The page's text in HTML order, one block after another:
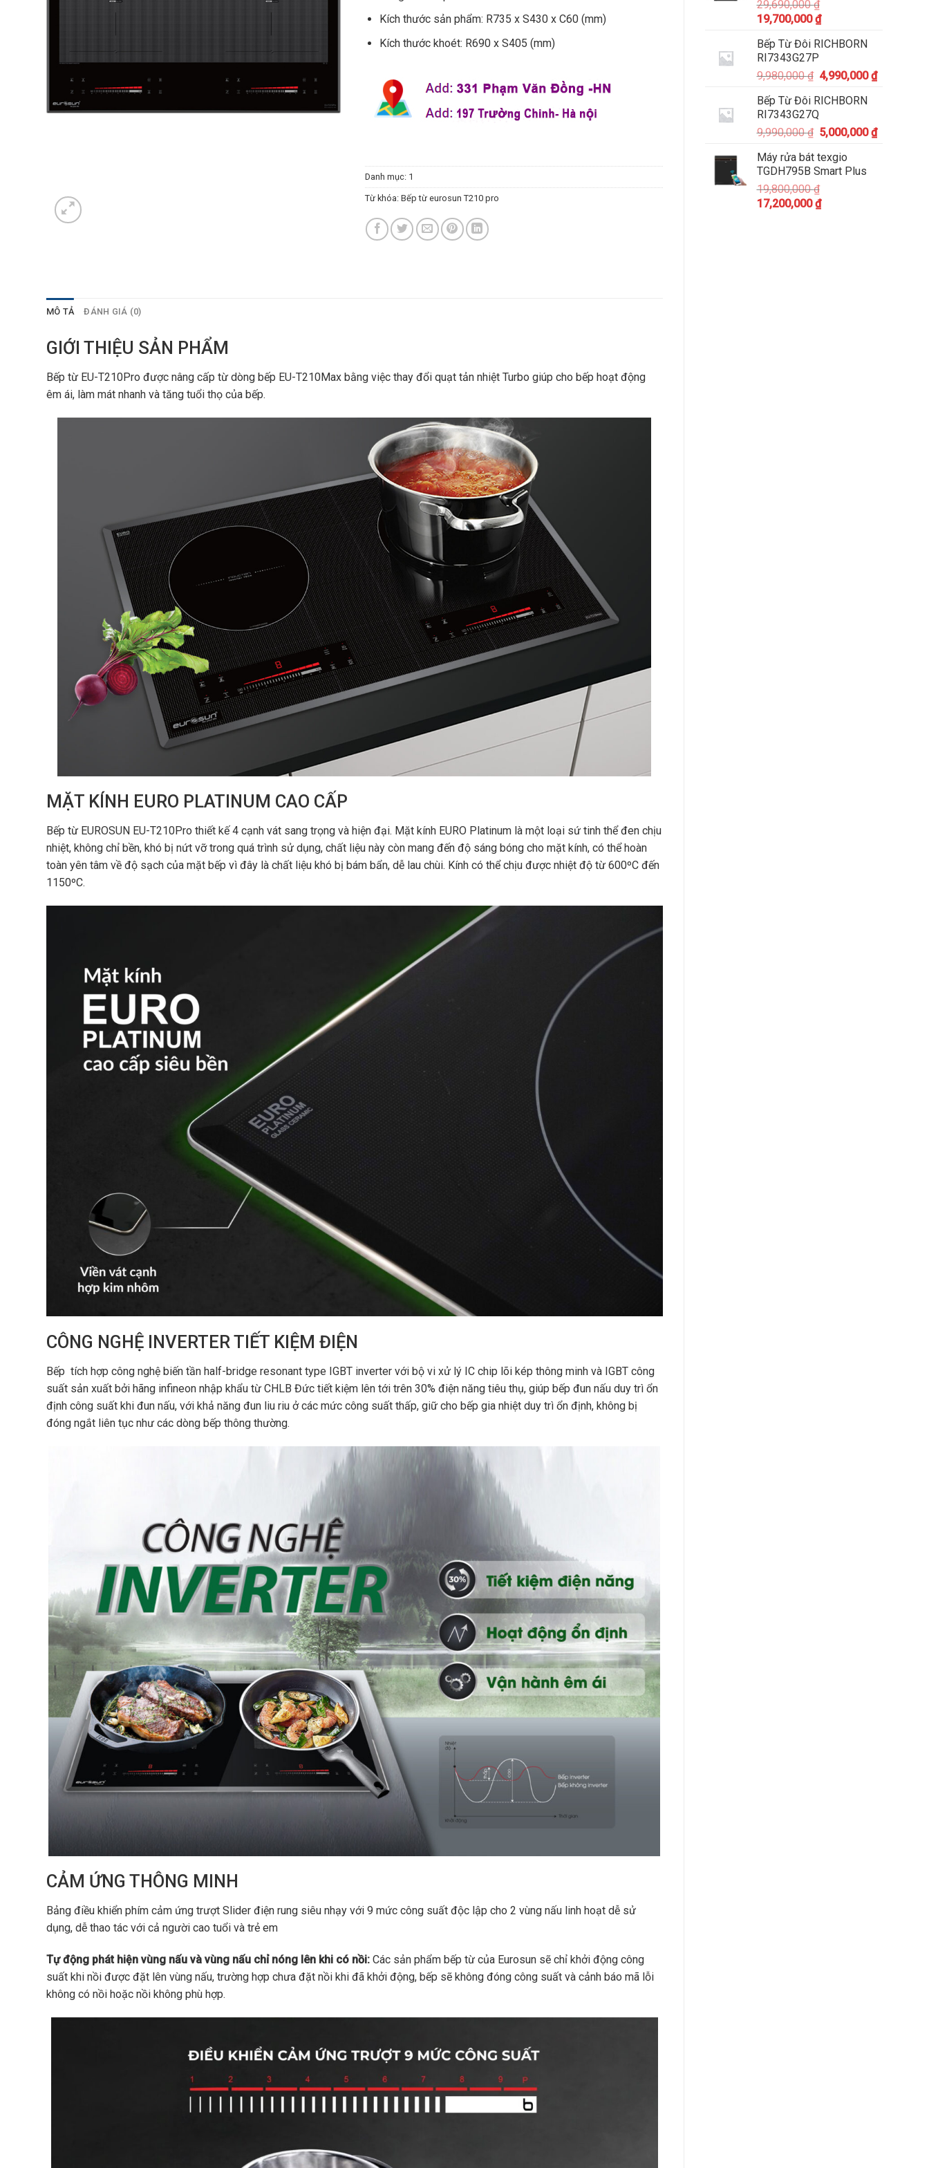
29,690,000₫
19,700,000₫
Bếp Từ Đôi RICHBORN
RI7343G27P
9,980,000₫ 4,990,000₫
Bếp Từ Đôi RICHBORN
RI7343G27Q
9,990,000₫ 5,000,000₫
Máy rửa bát texgio
TGDH795B Smart Plus
19,800,000₫
17,200,000₫
Kích thước sản phẩm: R735 x S430 x C60 (mm)
Kích thước khoét: R690 x S405 (mm)
Danh mục: 1
Từ khóa: Bếp từ eurosun T210 pro
MÔ TẢ ĐÁNH GIÁ (0)
GIỚI THIỆU SẢN PHẨM
Bếp từ EU-T210Pro được nâng cấp từ dòng bếp EU-T210Max bằng việc thay đổi quạt tản nhiệt Turbo giúp cho bếp hoạt động
êm ái, làm mát nhanh và tăng tuổi thọ của bếp.
MẶT KÍNH EURO PLATINUM CAO CẤP
Bếp từ EUROSUN EU-T210Pro thiết kế 4 cạnh vát sang trọng và hiện đại. Mặt kính EURO Platinum là một loại sứ tinh thể đen chịu
nhiệt, không chỉ bền, khó bị nứt vỡ trong quá trình sử dụng, chất liệu này còn mang đến độ sáng bóng cho mặt kính, có thể hoàn
toàn yên tâm về độ sạch của mặt bếp vì đây là chất liệu khó bị bám bẩn, dễ lau chùi. Kính có thể chịu được nhiệt độ từ 600ºC đến
1150ºC.
CÔNG NGHỆ INVERTER TIẾT KIỆM ĐIỆN
Bếp tích hợp công nghệ biến tần half-bridge resonant type IGBT inverter với bộ vi xử lý IC chip lõi kép thông minh và IGBT công
suất sản xuất bởi hãng infineon nhập khẩu từ CHLB Đức tiết kiệm lên tới trên 30% điện năng tiêu thụ, giúp bếp đun nấu duy trì ổn
định công suất khi đun nấu, với khả năng đun liu riu ở các mức công suất thấp, giữ cho bếp gia nhiệt duy trì ổn định, không bị
đóng ngắt liên tục như các dòng bếp thông thường.
CẢM ỨNG THÔNG MINH
Bảng điều khiển phím cảm ứng trượt Slider điện rung siêu nhạy với 9 mức công suất độc lập cho 2 vùng nấu linh hoạt dễ sử
dụng, dễ thao tác với cả người cao tuổi và trẻ em
Tự động phát hiện vùng nấu và vùng nấu chỉ nóng lên khi có nồi: Các sản phẩm bếp từ của Eurosun sẽ chỉ khởi động công
suất khi nồi được đặt lên vùng nấu, trường hợp chưa đặt nồi khi đã khởi động, bếp sẽ không đóng công suất và cảnh báo mã lỗi
không có nồi hoặc nồi không phù hợp.